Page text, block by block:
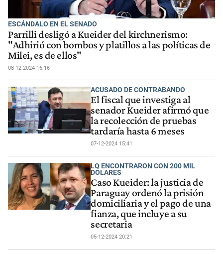
ESCÁNDALO EN EL SENADO
Parrilli desligó a Kueider del kirchnerismo:
"Adhirió con bombos y platillos a las políticas de
Milei, es de ellos"
08-12-2024 16:16
ACUSADO DE CONTRABANDO
El fiscal que investiga al
senador Kueider afirmó que
la recolección de pruebas
tardaría hasta 6 meses
07-12-2024 15:41
LO ENCONTRARON CON 200 MIL
DÓLARES
Caso Kueider: la justicia de
Paraguay ordenó la prisión
domiciliaria y el pago de una
fianza, que incluye a su
secretaria
05-12-2024 20:21